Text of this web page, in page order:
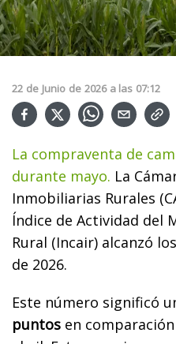
22 de Junio de 2026 a las 07:12
La compraventa de
durante mayo. La
Inmobiliarias Rurales
Índice de Actividad del
Rural (Incair) alcanzó
de 2026.
Este número significó
puntos en